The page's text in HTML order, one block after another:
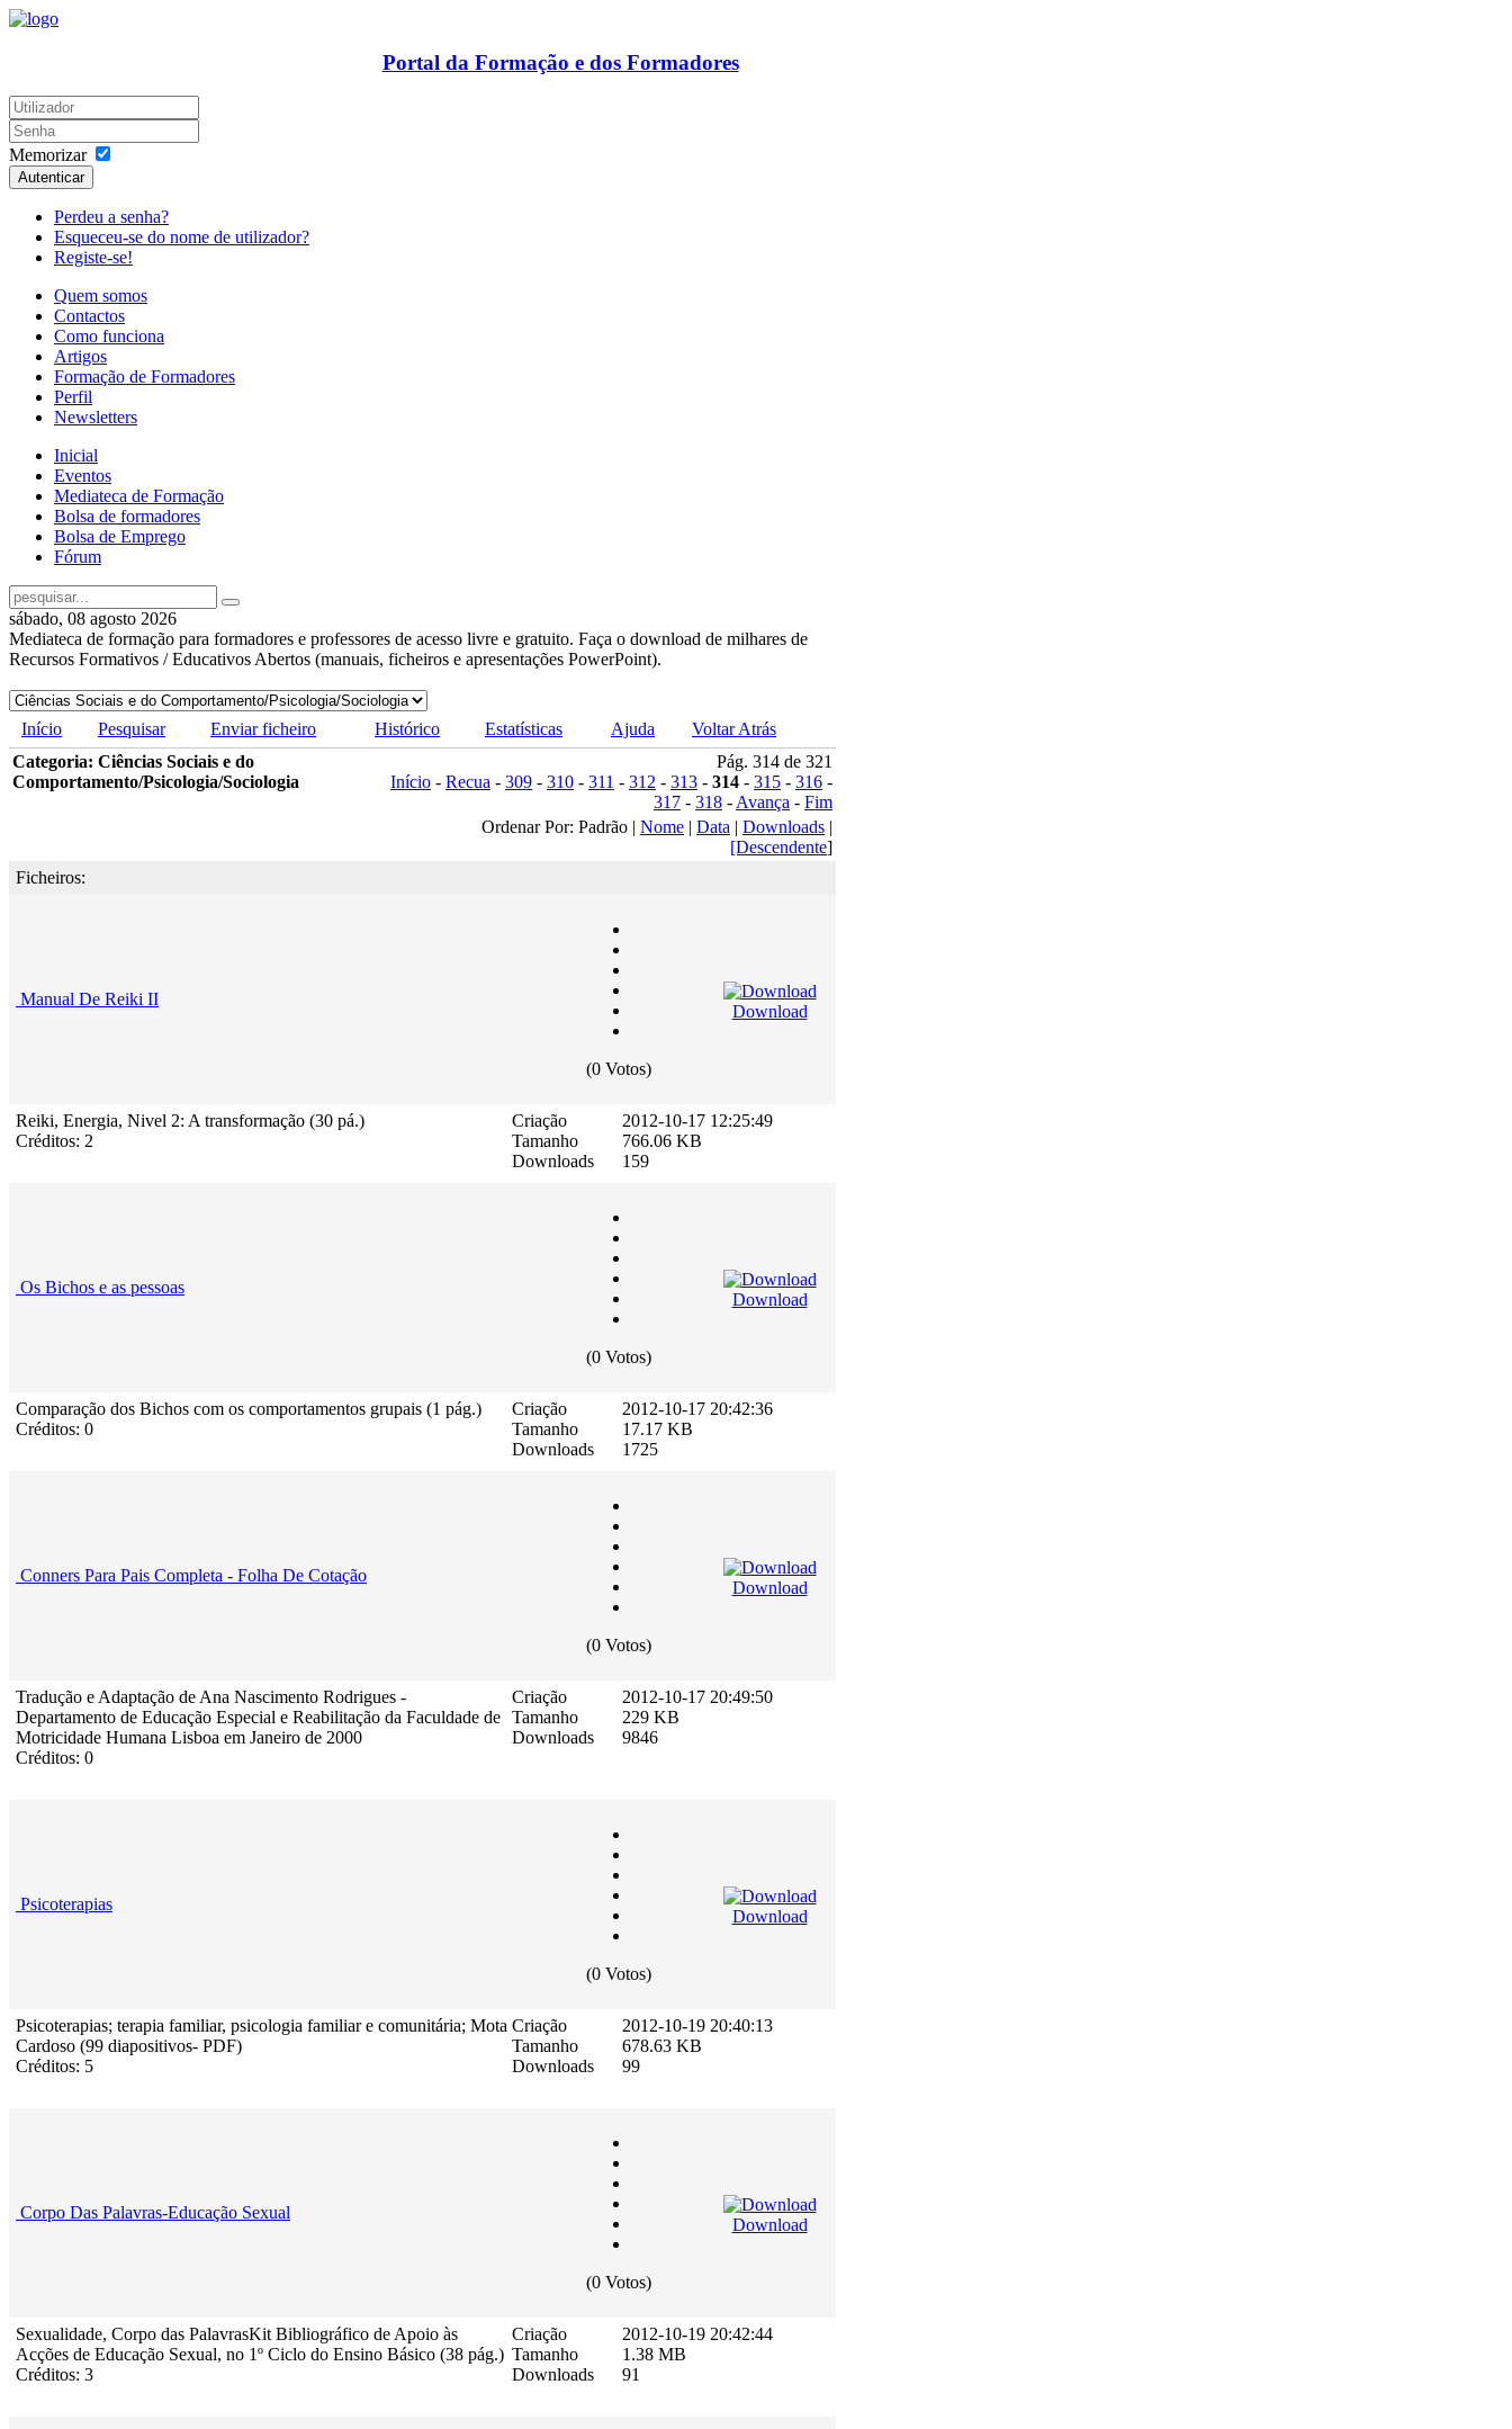
Portal da Formação e dos Formadores
Memorizar
Autenticar
Perdeu a senha?
Esqueceu-se do nome de utilizador?
Registe-se!
Quem somos
Contactos
Como funciona
Artigos
Formação de Formadores
Perfil
Newsletters
Inicial
Eventos
Mediateca de Formação
Bolsa de formadores
Bolsa de Emprego
Fórum
sábado, 08 agosto 2026
Mediateca de formação para formadores e professores de acesso livre e gratuito. Faça o download de milhares de
Recursos Formativos / Educativos Abertos (manuais, ficheiros e apresentações PowerPoint).
Início Pesquisar Enviar ficheiro Histórico Estatísticas Ajuda
Voltar Atrás
Categoria: Ciências Sociais e do
Comportamento/Psicologia/Sociologia
Pág. 314 de 321
Início - Recua - 309 - 310 - 311 - 312 - 313 - 314 - 315 - 316 -
317 - 318 -Avança - Fim
Ordenar Por: Padrão | Nome | Data | Downloads |
[Descendente]
Ficheiros:
Manual De Reiki II
(0 Votos)
Download
Reiki, Energia, Nivel 2: A transformação (30 pá.)
Créditos: 2
Criação
Tamanho
Downloads
2012-10-17 12:25:49
766.06 KB
159
Os Bichos e as pessoas
(0 Votos)
Download
Comparação dos Bichos com os comportamentos grupais (1 pág.)
Créditos: 0
Criação
Tamanho
Downloads
2012-10-17 20:42:36
17.17 KB
1725
Conners Para Pais Completa - Folha De Cotação
(0 Votos)
Download
Tradução e Adaptação de Ana Nascimento Rodrigues -
Departamento de Educação Especial e Reabilitação da Faculdade de
Motricidade Humana Lisboa em Janeiro de 2000
Créditos: 0
Criação
Tamanho
Downloads
2012-10-17 20:49:50
229 KB
9846
Psicoterapias
(0 Votos)
Download
Psicoterapias; terapia familiar, psicologia familiar e comunitária; Mota
Cardoso (99 diapositivos- PDF)
Créditos: 5
Criação
Tamanho
Downloads
2012-10-19 20:40:13
678.63 KB
99
Corpo Das Palavras-Educação Sexual
(0 Votos)
Download
Sexualidade, Corpo das PalavrasKit Bibliográfico de Apoio às
Acções de Educação Sexual, no 1º Ciclo do Ensino Básico (38 pág.)
Créditos: 3
Criação
Tamanho
Downloads
2012-10-19 20:42:44
1.38 MB
91